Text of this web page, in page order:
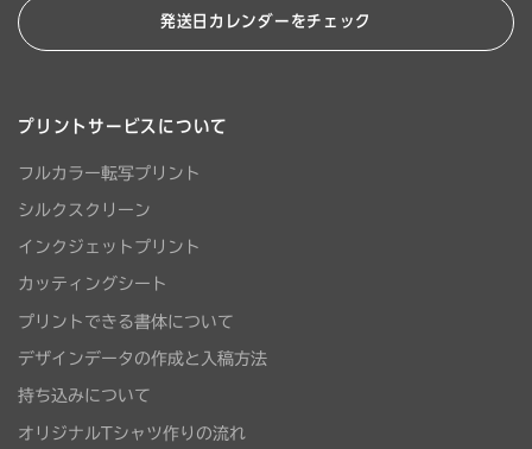
発送日カレンダーをチェック
プリントサービスについて
フルカラー転写プリント
シルクスクリーン
インクジェットプリント
カッティングシート
プリントできる書体について
デザインデータの作成と入稿方法
持ち込みについて
オリジナルTシャツ作りの流れ